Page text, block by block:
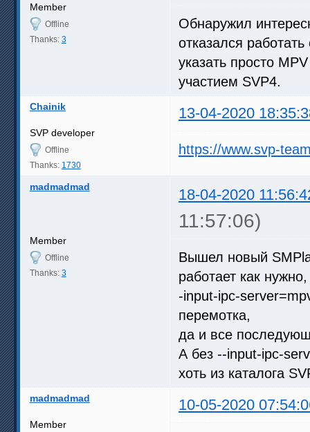
Member
Offline
Thanks: 3
Обнаружил
отказался
указать просто
участием SVP4.
Chainik 13-04-2020
SVP developer
Offline
Thanks: 1730
https://www.svp-
madmadmad 18-04-2020
11:57:06)
Member
Offline
Thanks: 3
Вышел новый
работает как
-input-ipc-
перемотка,
да и все
А без --input-ipc-
хоть из каталога
madmadmad 10-05-2020
Member